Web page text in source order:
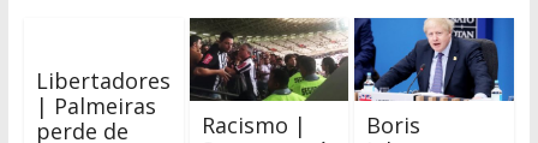
Libertadores
| Palmeiras
perde de
Racismo |
Boris